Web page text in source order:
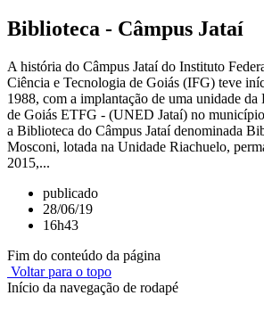
Biblioteca - Câmpus Jataí
A história do Câmpus Jataí do Instituto
Ciência e Tecnologia de Goiás (IFG) teve
1988, com a implantação de uma unidade da
de Goiás ETFG - (UNED Jataí) no
a Biblioteca do Câmpus Jataí denominada
Mosconi, lotada na Unidade Riachuelo,
2015,...
publicado
28/06/19
16h43
Fim do conteúdo da página
Voltar para o topo
Início da navegação de rodapé